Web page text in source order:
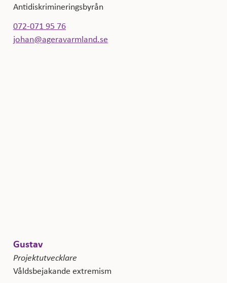
Antidiskrimineringsbyrån
072-071 95 76
johan@ageravarmland.se
Gustav
Projektutvecklare
Våldsbejakande extremism